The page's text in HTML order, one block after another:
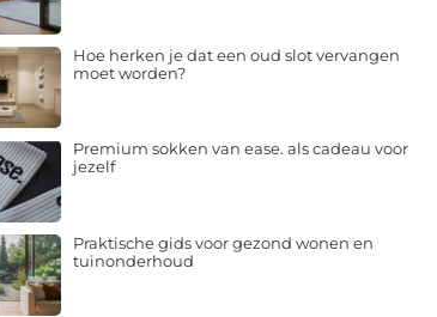
Hoe herken je dat een oud slot vervangen
moet worden?
Premium sokken van ease. als cadeau voor
jezelf
Praktische gids voor gezond wonen en
tuinonderhoud